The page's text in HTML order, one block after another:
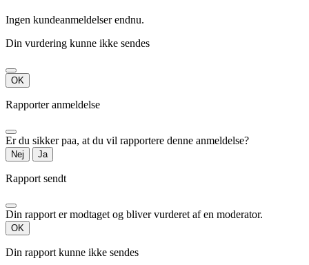
Ingen kundeanmeldelser endnu.
Din vurdering kunne ikke sendes
OK
Rapporter anmeldelse
Er du sikker paa, at du vil rapportere denne anmeldelse?
Nej Ja
Rapport sendt
Din rapport er modtaget og bliver vurderet af en moderator.
OK
Din rapport kunne ikke sendes